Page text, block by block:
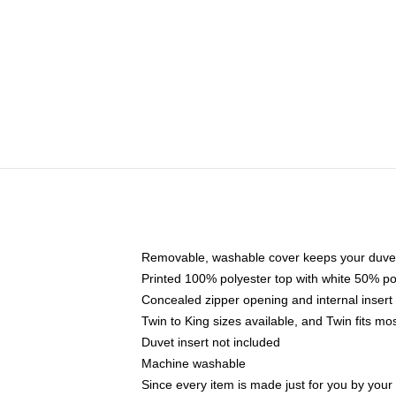
Removable, washable cover keeps your
Printed 100% polyester top with white 50%
Concealed zipper opening and internal
Twin to King sizes available, and Twin fits
Duvet insert not included
Machine washable
Since every item is made just for you by